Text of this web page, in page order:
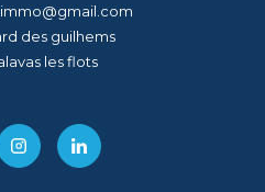
des guilhems
les flots